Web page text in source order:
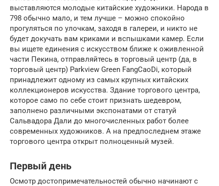
выставляются молодые китайские художники. Народа в
798 обычно мало, и тем лучше – можно спокойно
прогуляться по улочкам, заходя в галереи, и никто не
будет докучать вам криками и вспышками камер. Если
вы ищете единения с искусством ближе к оживленной
части Пекина, отправляйтесь в торговый центр (да, в
торговый центр) Parkview Green FangCaoDi, который
принадлежит одному из самых крупных китайских
коллекционеров искусства. Здание торгового центра,
которое само по себе стоит признать шедевром,
заполнено различными экспонатами от статуй
Сальвадора Дали до многочисленных работ более
современных художников. А на предпоследнем этаже
торгового центра открыт полноценный музей.
Первый день
Осмотр достопримечательностей обычно начинают с